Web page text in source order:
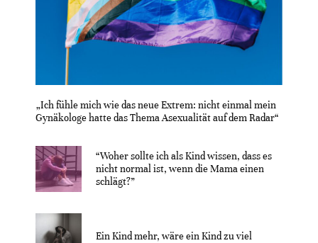
„Ich fühle mich wie das neue Extrem: nicht einmal mein
Gynäkologe hatte das Thema Asexualität auf dem Radar“
“Woher sollte ich als Kind wissen, dass es
nicht normal ist, wenn die Mama einen
schlägt?”
Ein Kind mehr, wäre ein Kind zu viel